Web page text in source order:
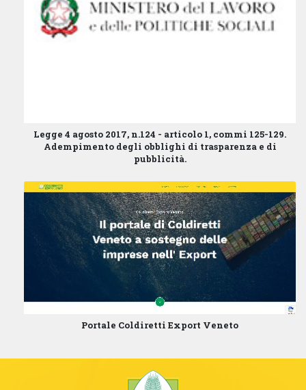
Legge 4 agosto 2017, n.124 - articolo 1, commi 125-129.
Adempimento degli obblighi di trasparenza e di
pubblicità.
Portale Coldiretti Export Veneto